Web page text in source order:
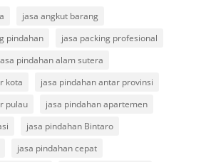
jasa angkut barang
pindahan
jasa packing profesional
pindahan alam sutera
kota
jasa pindahan antar provinsi
pulau
jasa pindahan apartemen
jasa pindahan Bintaro
jasa pindahan cepat